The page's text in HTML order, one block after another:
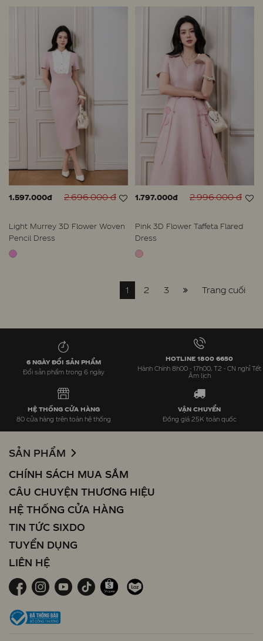
1.597.000đ 2.696.000 đ
Light Murrey 3D Flower Woven
Pencil Dress
1.797.000đ 2.996.000 đ
Pink 3D Flower Taffeta Flared
Dress
1 2 3 Trang cuối
6 NGÀY ĐỔI SẢN PHẨM
Đổi sản phẩm trong 6 ngày
HOTLINE 1800 6650
Hành Chính 8h00 - 17h00, T2 - CN nghỉ Tết
Âm lịch
HỆ THỐNG CỬA HÀNG
80 cửa hàng trên toàn hệ thống
VẬN CHUYỂN
Đồng giá 25K toàn quốc
SẢN PHẨM
CHÍNH SÁCH MUA SẮM
CÂU CHUYỆN THƯƠNG HIỆU
HỆ THỐNG CỬA HÀNG
TIN TỨC SIXDO
TUYỂN DỤNG
LIÊN HỆ